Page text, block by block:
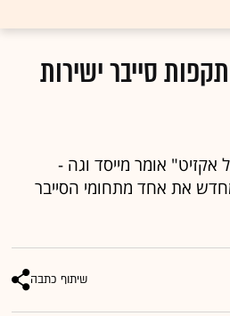
סייבר ישירות
אומר מייסד וגה -
את אחד מתחומי הסייבר
שיתוף כתבה